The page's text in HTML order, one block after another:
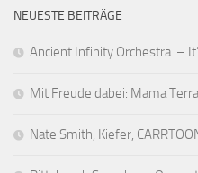
NEUESTE BEITRÄGE
Ancient Infinity Orchestra –
Mit Freude dabei: Mama
Nate Smith, Kiefer,